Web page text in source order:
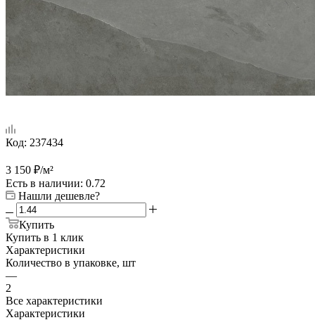
Код: 237434
3 150 ₽/м²
Есть в наличии: 0.72
Нашли дешевле?
Купить
Купить в 1 клик
Характеристики
Количество в упаковке, шт
—
2
Все характеристики
Характеристики